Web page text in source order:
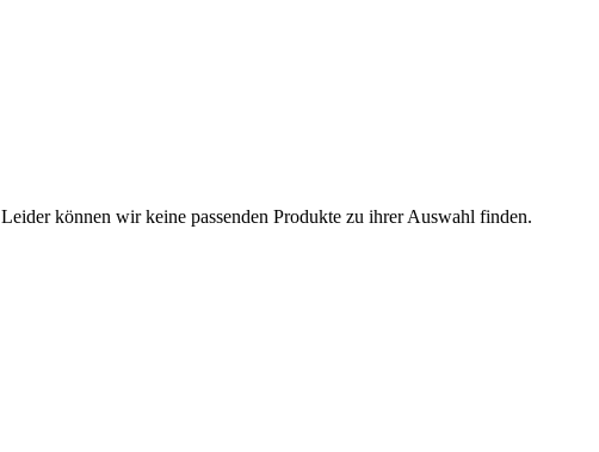
Leider können wir keine passenden Produkte zu ihrer Auswahl finden.